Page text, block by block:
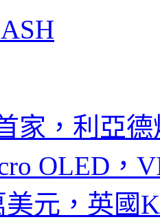
家，利亞
OLED，
美元，英國